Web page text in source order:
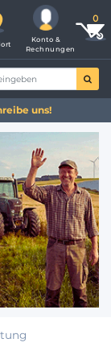
Konto &
Rechnungen
uns!